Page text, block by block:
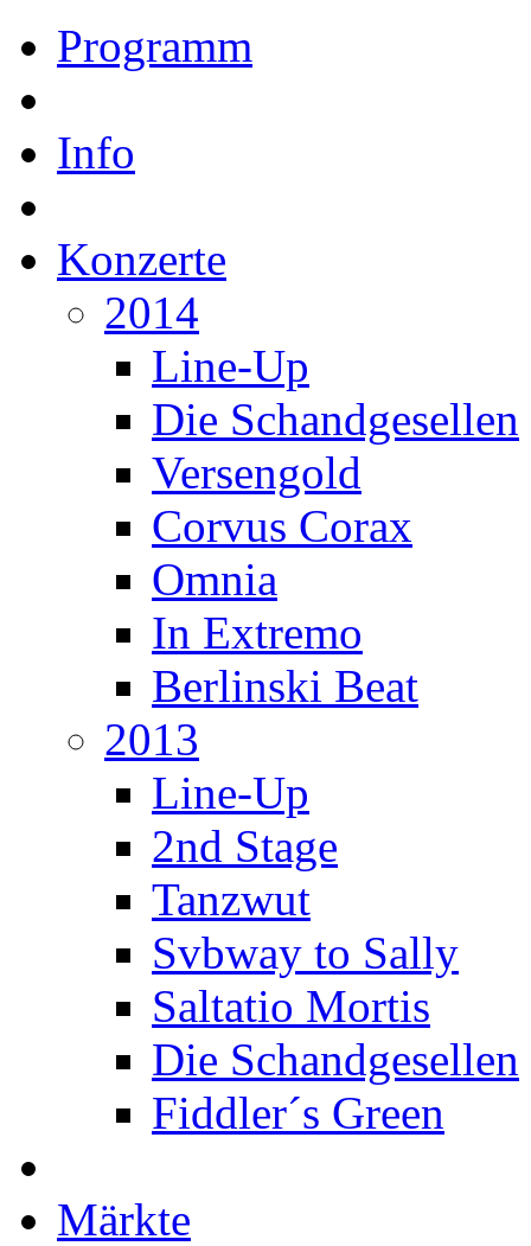
Programm
Info
Konzerte
2014
Line-Up
Die Schandgesellen
Versengold
Corvus Corax
Omnia
In Extremo
Berlinski Beat
2013
Line-Up
2nd Stage
Tanzwut
Svbway to Sally
Saltatio Mortis
Die Schandgesellen
Fiddler´s Green
Märkte